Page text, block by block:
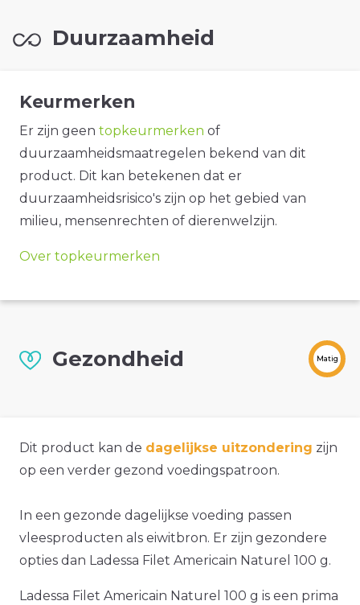
Duurzaamheid
Keurmerken
Er zijn geen topkeurmerken of
duurzaamheidsmaatregelen bekend van dit
product. Dit kan betekenen dat er
duurzaamheidsrisico's zijn op het gebied van
milieu, mensenrechten of dierenwelzijn.
Over topkeurmerken
Gezondheid Matig
Dit product kan de dagelijkse uitzondering zijn
op een verder gezond voedingspatroon.
In een gezonde dagelijkse voeding passen
vleesproducten als eiwitbron. Er zijn gezondere
opties dan Ladessa Filet Americain Naturel 100 g.
Ladessa Filet Americain Naturel 100 g is een prima